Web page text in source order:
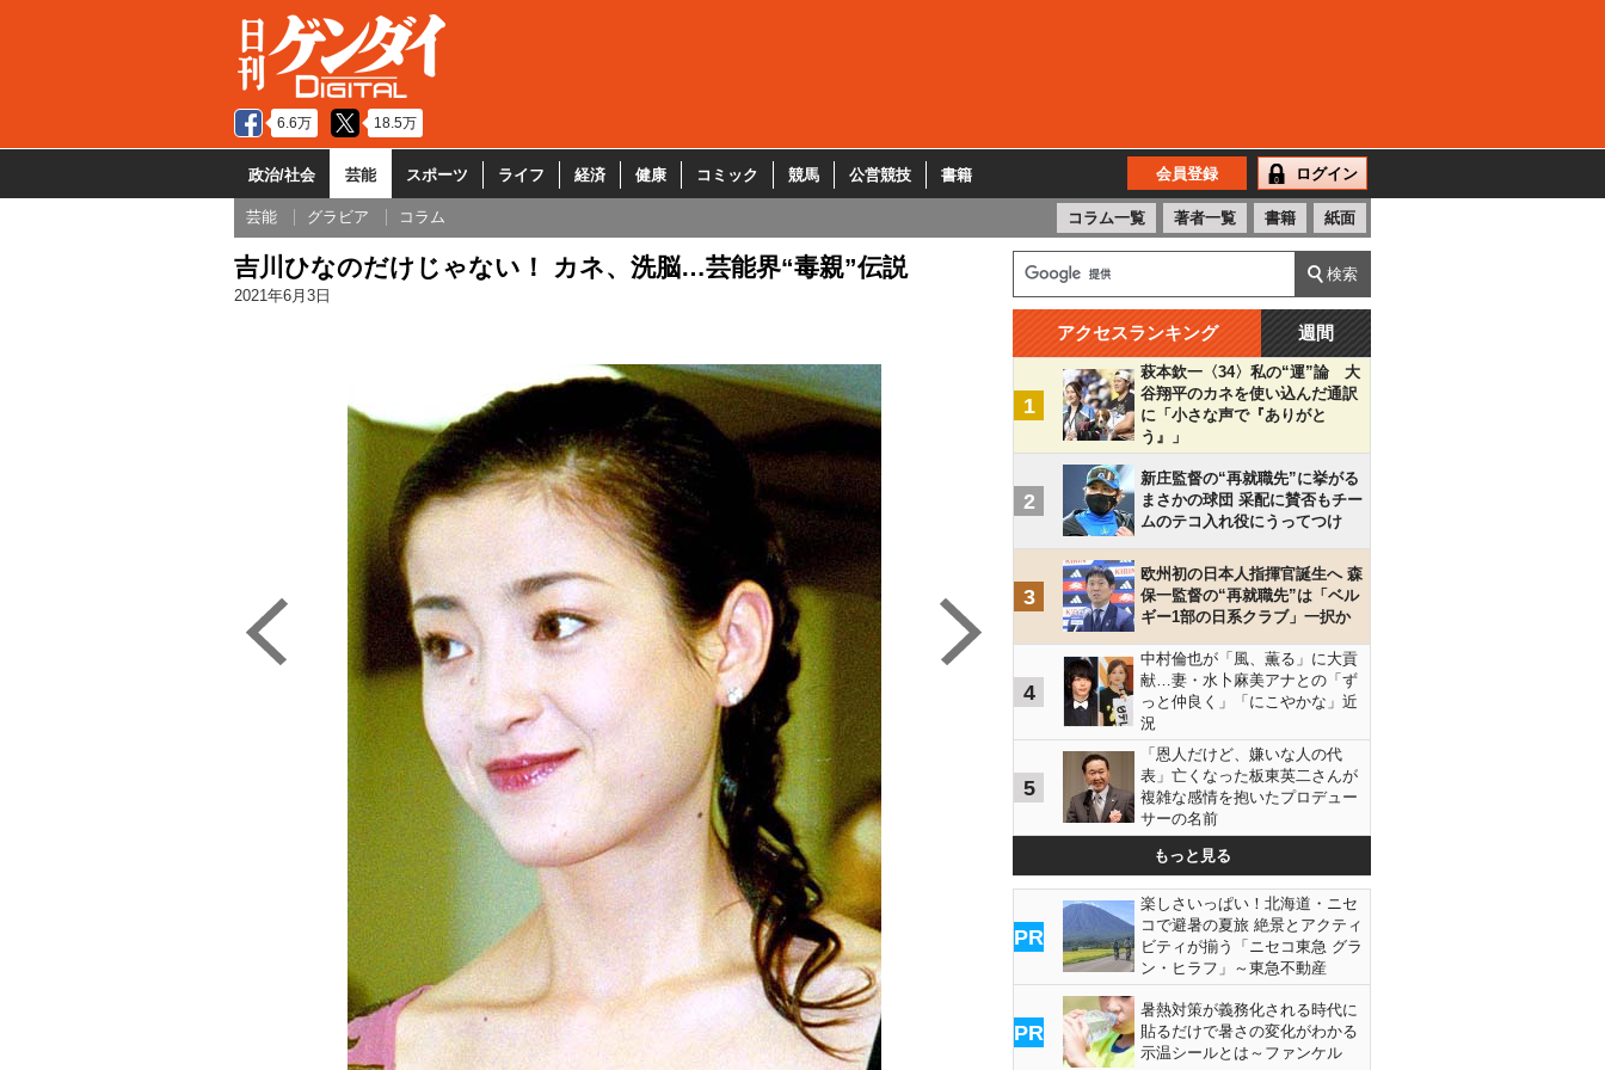
6.6万 18.5万
政治/社会 芸能 スポーツ ライフ 経済 健康 コミック 競馬 公営競技 書籍 会員登録 ログイン
芸能 グラビア コラム コラム一覧 著者一覧 書籍 紙面
吉川ひなのだけじゃない！ カネ、洗脳…芸能界“毒親”伝説
2021年6月3日
アクセスランキング 週間
1
萩本欽一〈34〉私の“運”論 大
谷翔平のカネを使い込んだ通訳
に「小さな声で『ありがと
う』」
2
新庄監督の“再就職先”に挙がる
まさかの球団 采配に賛否もチー
ムのテコ入れ役にうってつけ
3
欧州初の日本人指揮官誕生へ 森
保一監督の“再就職先”は「ベル
ギー1部の日系クラブ」一択か
4
中村倫也が「風、薫る」に大貢
献…妻・水卜麻美アナとの「ず
っと仲良く」「にこやかな」近
況
5
「恩人だけど、嫌いな人の代
表」亡くなった板東英二さんが
複雑な感情を抱いたプロデュー
サーの名前
もっと見る
PR
楽しさいっぱい！北海道・ニセ
コで避暑の夏旅 絶景とアクティ
ビティが揃う「ニセコ東急 グラ
ン・ヒラフ」～東急不動産
PR
暑熱対策が義務化される時代に
貼るだけで暑さの変化がわかる
示温シールとは～ファンケル